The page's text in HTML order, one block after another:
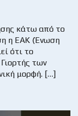
κάτω από το
η ΕΑΚ (Ένωση
ότι το
των
μορφή. […]